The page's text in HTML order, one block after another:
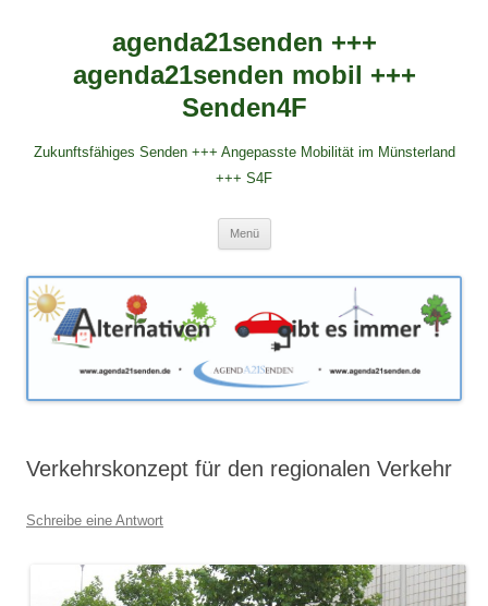
agenda21senden +++
agenda21senden mobil +++
Senden4F
Zukunftsfähiges Senden +++ Angepasste Mobilität im Münsterland
+++ S4F
Menü
Verkehrskonzept für den regionalen Verkehr
Schreibe eine Antwort